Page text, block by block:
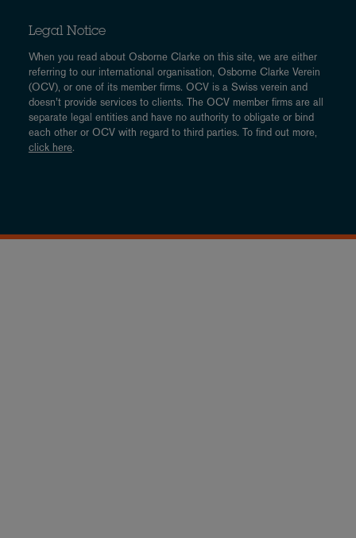
Legal Notice
When you read about Osborne Clarke on this site, we are either
referring to our international organisation, Osborne Clarke Verein
(OCV), or one of its member firms. OCV is a Swiss verein and
doesn’t provide services to clients. The OCV member firms are all
separate legal entities and have no authority to obligate or bind
each other or OCV with regard to third parties. To find out more,
click here.